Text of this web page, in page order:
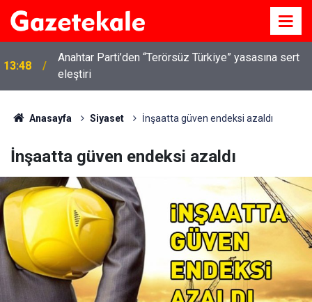
13:07
Kırıkkale’de hayvan hastalıklarına karşı denetimler
artırıldı
Anasayfa Siyaset İnşaatta güven endeksi azaldı
İnşaatta güven endeksi azaldı